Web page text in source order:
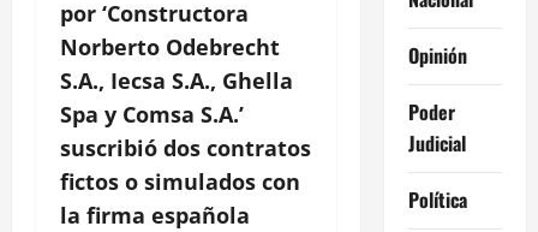
por ‘Constructora
Norberto Odebrecht
S.A., Iecsa S.A., Ghella
Spa y Comsa S.A.’
suscribió dos contratos
fictos o simulados con
la firma española
Opinión
Poder
Judicial
Política